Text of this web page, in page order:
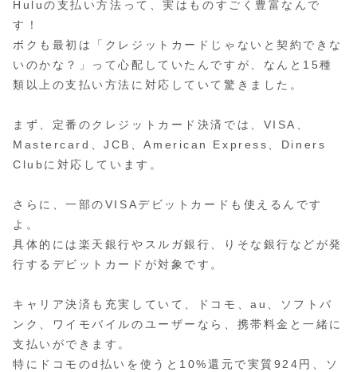
Huluの支払い方法って、実はものすごく豊富なんで
す！
ボクも最初は「クレジットカードじゃないと契約できな
いのかな？」って心配していたんですが、なんと15種
類以上の支払い方法に対応していて驚きました。
まず、定番のクレジットカード決済では、VISA、
Mastercard、JCB、American Express、Diners
Clubに対応しています。
さらに、一部のVISAデビットカードも使えるんです
よ。
具体的には楽天銀行やスルガ銀行、りそな銀行などが発
行するデビットカードが対象です。
キャリア決済も充実していて、ドコモ、au、ソフトバ
ンク、ワイモバイルのユーザーなら、携帯料金と一緒に
支払いができます。
特にドコモのd払いを使うと10%還元で実質924円、ソ